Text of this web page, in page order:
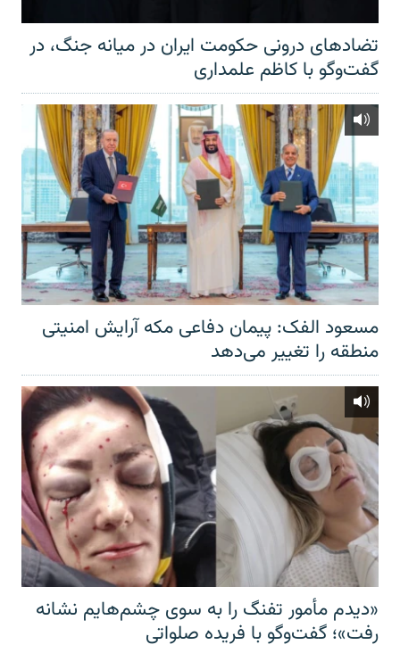
تضادهای درونی حکومت ایران در میانه جنگ، در
گفت‌‌وگو با کاظم علمداری
مسعود الفک: پیمان دفاعی مکه آرایش امنیتی
منطقه را تغییر می‌دهد
«دیدم مأمور تفنگ را به سوی چشم‌هایم نشانه
رفت»؛ گفت‌و‌گو با فریده صلواتی